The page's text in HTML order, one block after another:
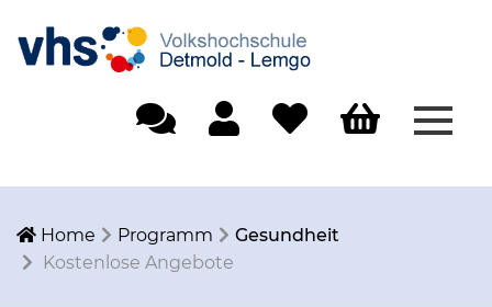
Home Programm
Gesundheit
Kostenlose Angebote